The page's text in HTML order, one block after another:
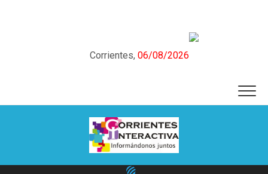
Corrientes, 06/08/2026